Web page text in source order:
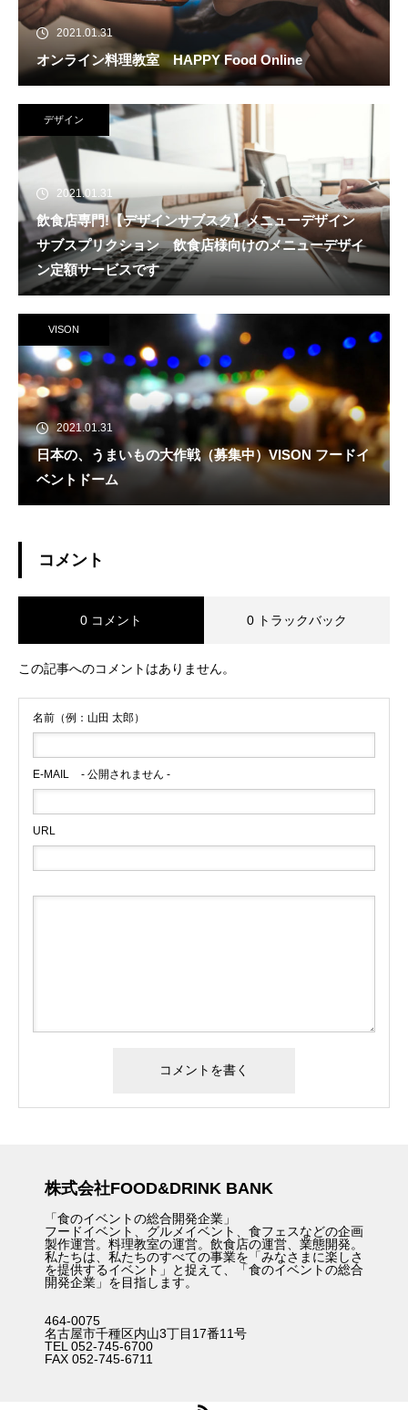
2021.01.31
オンライン料理教室 HAPPY Food Online
デザイン
2021.01.31
飲食店専門!【デザインサブスク】メニューデザイン
サブスプリクション 飲食店様向けのメニューデザイ
ン定額サービスです
VISON
2021.01.31
日本の、うまいもの大作戦（募集中）VISON フードイ
ベントドーム
コメント
0 コメント 0 トラックバック
この記事へのコメントはありません。
名前（例：山田 太郎）
E-MAIL - 公開されません -
URL
株式会社FOOD&DRINK BANK
「食のイベントの総合開発企業」
フードイベント、グルメイベント、食フェスなどの企画
製作運営。料理教室の運営。飲食店の運営、業態開発。
私たちは、私たちのすべての事業を「みなさまに楽しさ
を提供するイベント」と捉えて、「食のイベントの総合
開発企業」を目指します。
464-0075
名古屋市千種区内山3丁目17番11号
TEL 052-745-6700
FAX 052-745-6711